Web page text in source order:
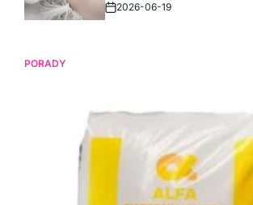
Post2026-06-19
PORADY